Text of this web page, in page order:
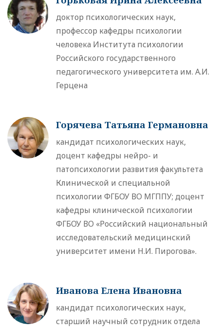
доктор психологических наук,
профессор кафедры психологии
человека Института психологии
Российского государственного
педагогического университета им. А.И.
Герцена
Горячева Татьяна Германовна
кандидат психологических наук,
доцент кафедры нейро- и
патопсихологии развития факультета
Клинической и специальной
психологии ФГБОУ ВО МГППУ; доцент
кафедры клинической психологии
ФГБОУ ВО «Российский национальный
исследовательский медицинский
университет имени Н.И. Пирогова».
Иванова Елена Ивановна
кандидат психологических наук,
старший научный сотрудник отдела